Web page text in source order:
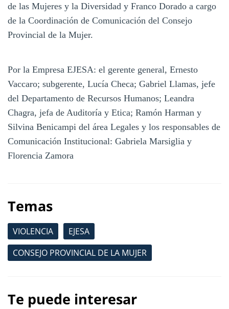
de las Mujeres y la Diversidad y Franco Dorado a cargo
de la Coordinación de Comunicación del Consejo
Provincial de la Mujer.
Por la Empresa EJESA: el gerente general, Ernesto
Vaccaro; subgerente, Lucía Checa; Gabriel Llamas, jefe
del Departamento de Recursos Humanos; Leandra
Chagra, jefa de Auditoría y Etica; Ramón Harman y
Silvina Benicampi del área Legales y los responsables de
Comunicación Institucional: Gabriela Marsiglia y
Florencia Zamora
Temas
VIOLENCIA
EJESA
CONSEJO PROVINCIAL DE LA MUJER
Te puede interesar